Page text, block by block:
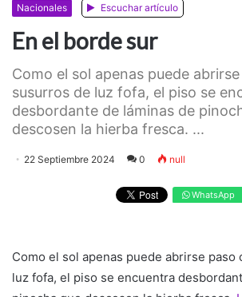
Nacionales Escuchar artículo
En el borde sur
Como el sol apenas puede
susurros de luz fofa, el piso se
desbordante de láminas de
descosen la hierba fresca. ...
22 Septiembre 2024 0 null
WhatsApp
Como el sol apenas puede abrirse paso
luz fofa, el piso se encuentra